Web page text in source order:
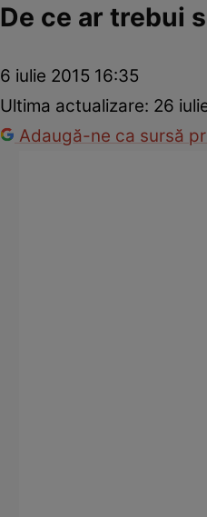
De ce ar trebui
6 iulie 2015 16:35
Ultima actualizare: 26
Adaugă-ne ca sursă